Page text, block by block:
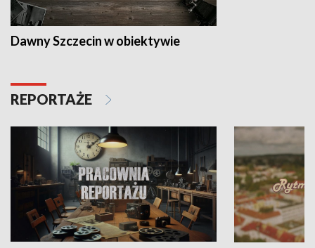
Dawny Szczecin w obiektywie
REPORTAŻE